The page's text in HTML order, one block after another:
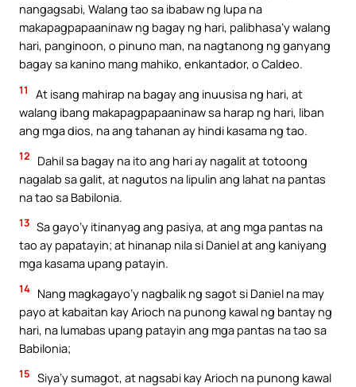
nangagsabi, Walang tao sa ibabaw ng lupa na
makapagpapaaninaw ng bagay ng hari, palibhasa’y walang
hari, panginoon, o pinuno man, na nagtanong ng ganyang
bagay sa kanino mang mahiko, enkantador, o Caldeo.
11
At isang mahirap na bagay ang inuusisa ng hari, at
walang ibang makapagpapaaninaw sa harap ng hari, liban
ang mga dios, na ang tahanan ay hindi kasama ng tao.
12
Dahil sa bagay na ito ang hari ay nagalit at totoong
nagalab sa galit, at nagutos na lipulin ang lahat na pantas
na tao sa Babilonia.
13 Sa gayo’y itinanyag ang pasiya, at ang mga pantas na
tao ay papatayin; at hinanap nila si Daniel at ang kaniyang
mga kasama upang patayin.
14 Nang magkagayo’y nagbalik ng sagot si Daniel na may
payo at kabaitan kay Arioch na punong kawal ng bantay ng
hari, na lumabas upang patayin ang mga pantas na tao sa
Babilonia;
15 Siya’y sumagot, at nagsabi kay Arioch na punong kawal